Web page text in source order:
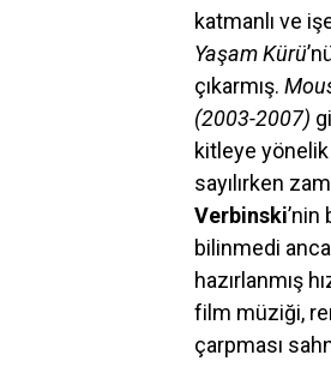
katmanlı ve
Yaşam Kürü
çıkarmış.
(2003-2007)
kitleye yönelik
sayılırken
Verbinski’nin
bilinmedi
hazırlanmış
film müziği,
çarpması